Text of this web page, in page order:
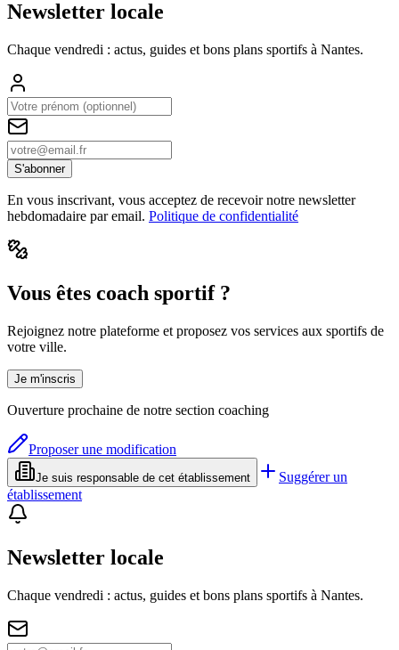
Newsletter locale
Chaque vendredi : actus, guides et bons plans sportifs à Nantes.
S'abonner
En vous inscrivant, vous acceptez de recevoir notre newsletter
hebdomadaire par email. Politique de confidentialité
Vous êtes coach sportif ?
Rejoignez notre plateforme et proposez vos services aux sportifs de
votre ville.
Je m'inscris
Ouverture prochaine de notre section coaching
Proposer une modification
Je suis responsable de cet établissement
Suggérer un
établissement
Newsletter locale
Chaque vendredi : actus, guides et bons plans sportifs à Nantes.